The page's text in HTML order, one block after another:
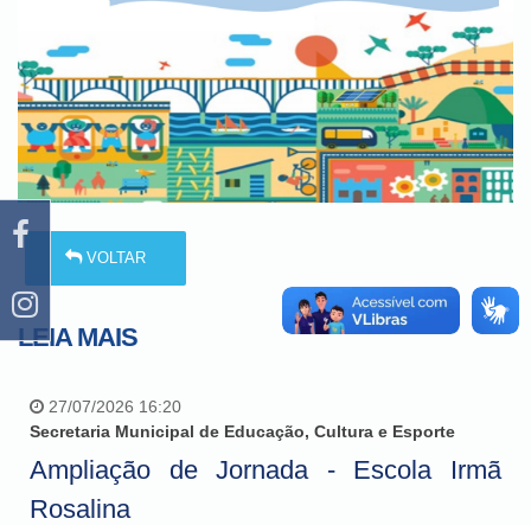
VOLTAR
LEIA MAIS
27/07/2026 16:20
Secretaria Municipal de Educação, Cultura e Esporte
Ampliação de Jornada - Escola Irmã
Rosalina